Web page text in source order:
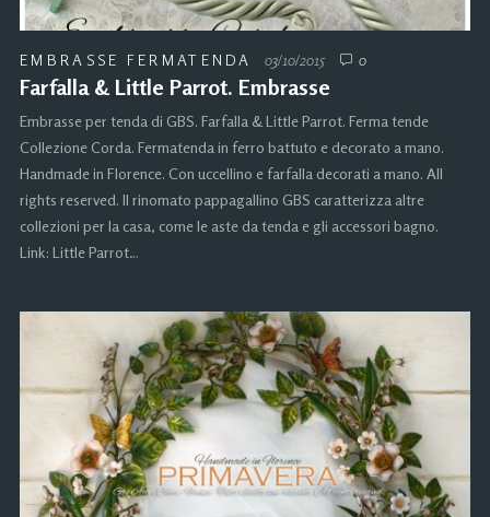
EMBRASSE FERMATENDA 03/10/2015 0
Farfalla & Little Parrot. Embrasse
Embrasse per tenda di GBS. Farfalla & Little Parrot. Ferma tende
Collezione Corda. Fermatenda in ferro battuto e decorato a mano.
Handmade in Florence. Con uccellino e farfalla decorati a mano. All
rights reserved. Il rinomato pappagallino GBS caratterizza altre
collezioni per la casa, come le aste da tenda e gli accessori bagno.
Link: Little Parrot…